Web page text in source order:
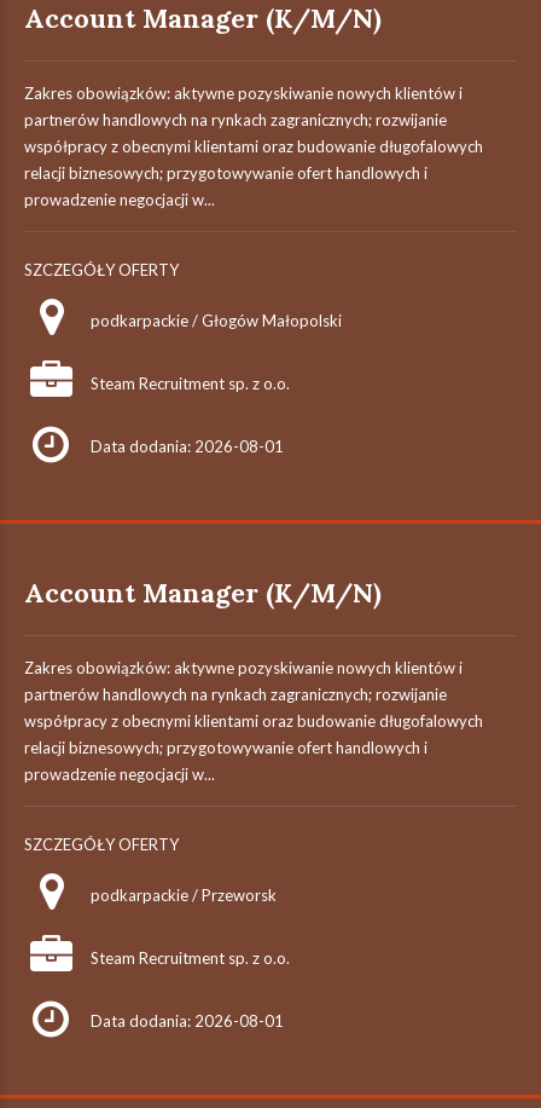
Account Manager (K/M/N)
Zakres obowiązków: aktywne pozyskiwanie nowych klientów i
partnerów handlowych na rynkach zagranicznych; rozwijanie
współpracy z obecnymi klientami oraz budowanie długofalowych
relacji biznesowych; przygotowywanie ofert handlowych i
prowadzenie negocjacji w...
SZCZEGÓŁY OFERTY
podkarpackie / Głogów Małopolski
Steam Recruitment sp. z o.o.
Data dodania: 2026-08-01
Account Manager (K/M/N)
Zakres obowiązków: aktywne pozyskiwanie nowych klientów i
partnerów handlowych na rynkach zagranicznych; rozwijanie
współpracy z obecnymi klientami oraz budowanie długofalowych
relacji biznesowych; przygotowywanie ofert handlowych i
prowadzenie negocjacji w...
SZCZEGÓŁY OFERTY
podkarpackie / Przeworsk
Steam Recruitment sp. z o.o.
Data dodania: 2026-08-01